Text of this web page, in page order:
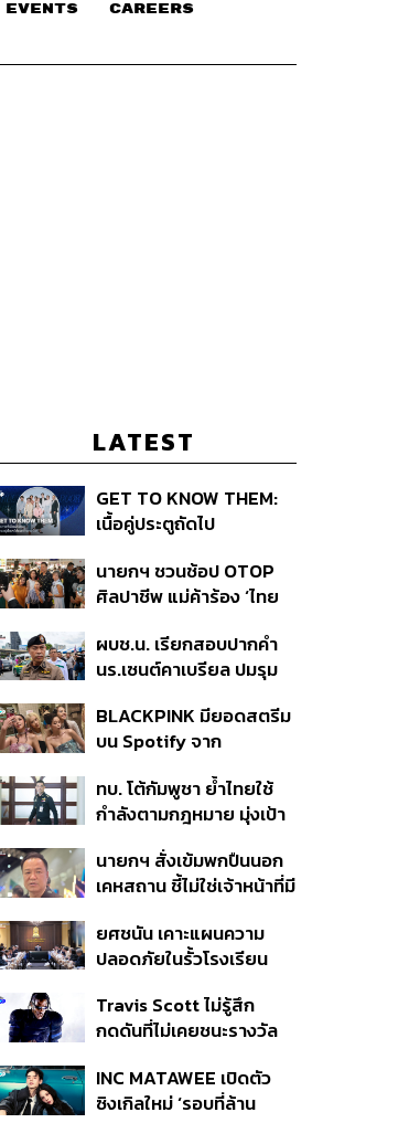
EVENTS CAREERS
LATEST
GET TO KNOW THEM:
เนื้อคู่ประตูถัดไป
นายกฯ ชวนช้อป OTOP
ศิลปาชีพ แม่ค้าร้อง ‘ไทย
ถามมีต่อไหม นายกฯ ตอบ
‘เดี๋ยวจะพยายาม’
ผบช.น. เรียกสอบปากคำ
นร.เซนต์คาเบรียล ปมรุม
ดำเนินคดีแล้ว
BLACKPINK มียอดสตรีม
บน Spotify จาก
ครั้ง ตลอด 10 ปีที่ผ่านมา
ทบ. โต้กัมพูชา ย้ำไทยใช้
กำลังตามกฎหมาย มุ่งเป้า
หายไทยไม่อาจลบด้วย
ข้อมูลบิดเบือน
นายกฯ สั่งเข้มพกปืนนอก
เคหสถาน ชี้ไม่ใช่เจ้าหน้าที่มี
ก่อเหตุ เจ้าของร่วมรับผิด
ยศชนัน เคาะแผนความ
ปลอดภัยในรั้วโรงเรียน
ดูแล-คุมเข้มคัดกรองสิ่ง
ผิดกฎหมาย
Travis Scott ไม่รู้สึก
กดดันที่ไม่เคยชนะรางวัล
แล้ว 10 ครั้ง
INC MATAWEE เปิดตัว
ซิงเกิลใหม่ ‘รอบที่ล้าน